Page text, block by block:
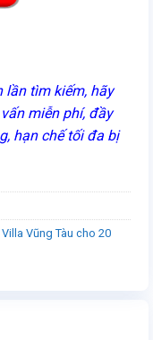
lần tìm kiếm, hãy
miễn phí, đầy
hạn chế tối đa bị
Villa Vũng Tàu cho 20